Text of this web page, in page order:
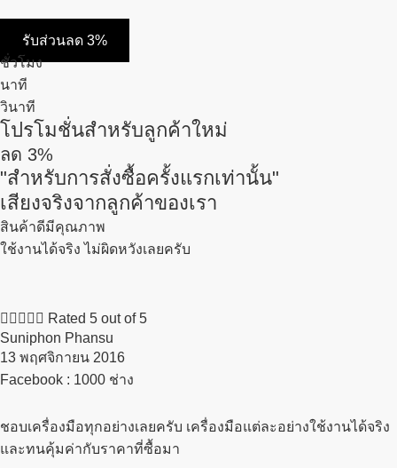
รับส่วนลด 3%
ชั่วโมง
นาที
วินาที
โปรโมชั่นสำหรับลูกค้าใหม่
ลด 3%
"สำหรับการสั่งซื้อครั้งแรกเท่านั้น"
เสียงจริงจากลูกค้าของเรา
สินค้าดีมีคุณภาพ
ใช้งานได้จริง ไม่ผิดหวังเลยครับ
     Rated 5 out of 5
Suniphon Phansu
13 พฤศจิกายน 2016​
Facebook : 1000 ช่าง
ชอบเครื่องมือทุกอย่างเลยครับ เครื่องมือแต่ละอย่างใช้งานได้จริง
และทนคุ้มค่ากับราคาที่ซื้อมา